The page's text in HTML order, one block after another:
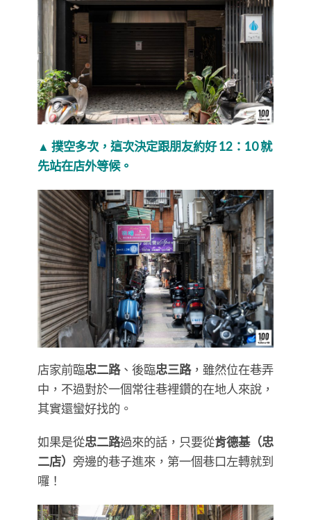
▲ 撲空多次，這次決定跟朋友約好 12：10 就
先站在店外等候。
店家前臨忠二路、後臨忠三路，雖然位在巷弄
中，不過對於一個常往巷裡鑽的在地人來說，
其實還蠻好找的。
如果是從忠二路過來的話，只要從肯德基（忠
二店） 旁邊的巷子進來，第一個巷口左轉就到
囉！